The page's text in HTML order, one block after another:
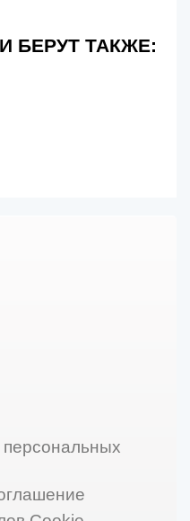
БЕРУТ ТАКЖЕ:
персональных